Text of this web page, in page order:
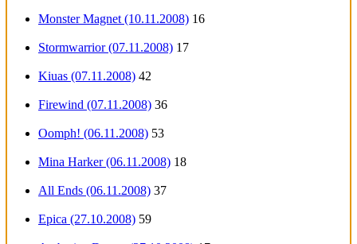
Monster Magnet (10.11.2008) 16
Stormwarrior (07.11.2008) 17
Kiuas (07.11.2008) 42
Firewind (07.11.2008) 36
Oomph! (06.11.2008) 53
Mina Harker (06.11.2008) 18
All Ends (06.11.2008) 37
Epica (27.10.2008) 59